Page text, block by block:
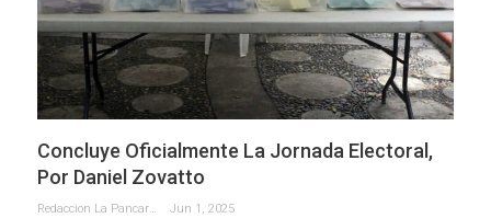
Concluye Oficialmente La Jornada Electoral,
Por Daniel Zovatto
Redaccion La Pancarta De Quintana Roo Jun 1, 2025